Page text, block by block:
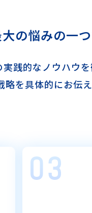
の悩みの一つ
践的なノウハウを
を具体的にお伝え